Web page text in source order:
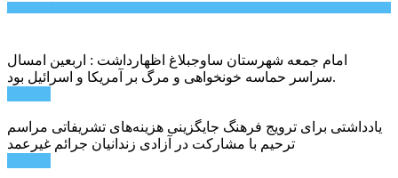
امام جمعه شهرستان ساوجبلاغ اظهارداشت : اربعین امسال
سراسر حماسه خونخواهی و مرگ بر آمریکا و اسرائیل بود.
یادداشتی برای ترویج فرهنگ جایگزینی هزینه‌های تشریفاتی مراسم
ترحیم با مشارکت در آزادی زندانیان جرائم غیرعمد